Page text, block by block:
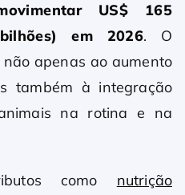
US$ 165
em 2026. O
apenas ao aumento
também à integração
na rotina e na
como nutrição